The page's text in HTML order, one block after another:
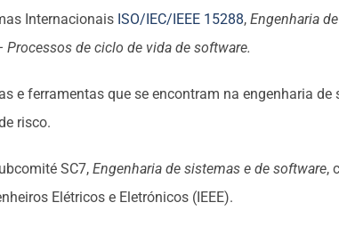
Internacionais ISO/IEC/IEEE 15288, Engenharia
de ciclo de vida de software.
e ferramentas que se encontram na engenharia de
risco.
SC7, Engenharia de sistemas e de software,
Elétricos e Eletrónicos (IEEE).